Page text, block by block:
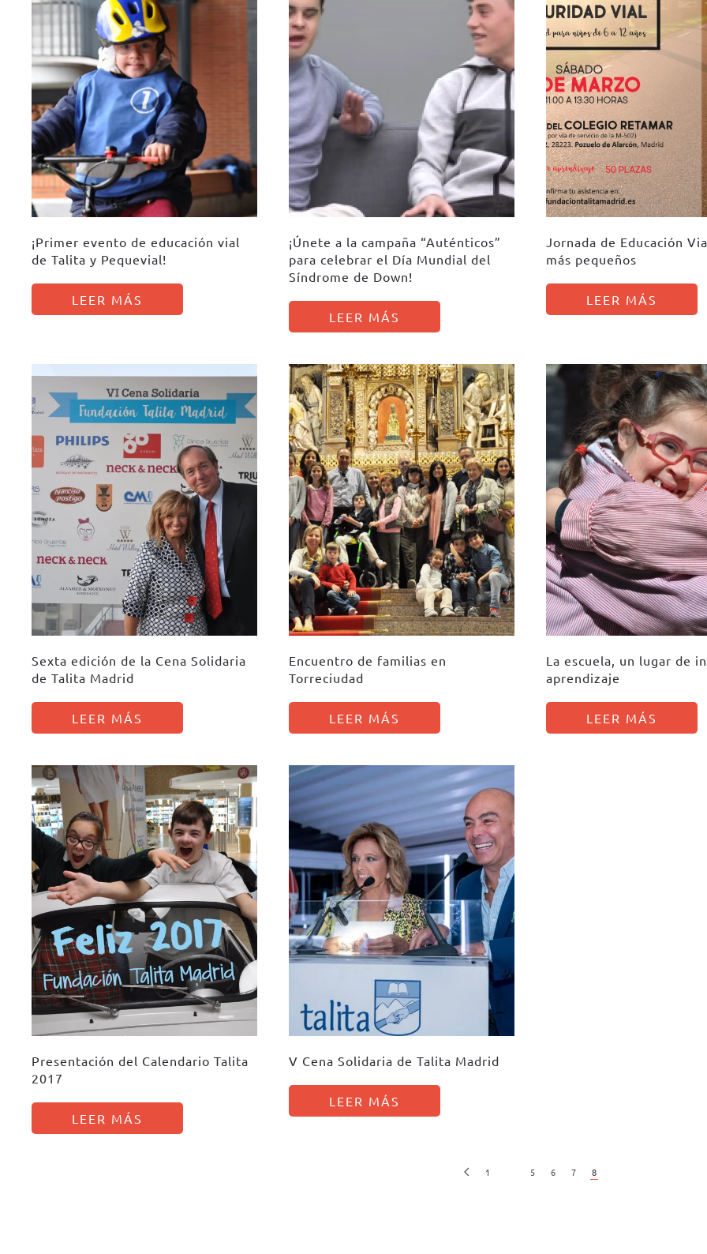
¡Primer evento de educación vial
de Talita y Pequevial!
LEER MÁS
¡Únete a la campaña “Auténticos”
para celebrar el Día Mundial del
Síndrome de Down!
LEER MÁS
Jornada de Educación
más pequeños
LEER MÁS
Sexta edición de la Cena Solidaria
de Talita Madrid
LEER MÁS
Encuentro de familias en
Torreciudad
LEER MÁS
La escuela, un lugar de
aprendizaje
LEER MÁS
Presentación del Calendario Talita
2017
LEER MÁS
V Cena Solidaria de Talita Madrid
LEER MÁS
1 5 6 7 8